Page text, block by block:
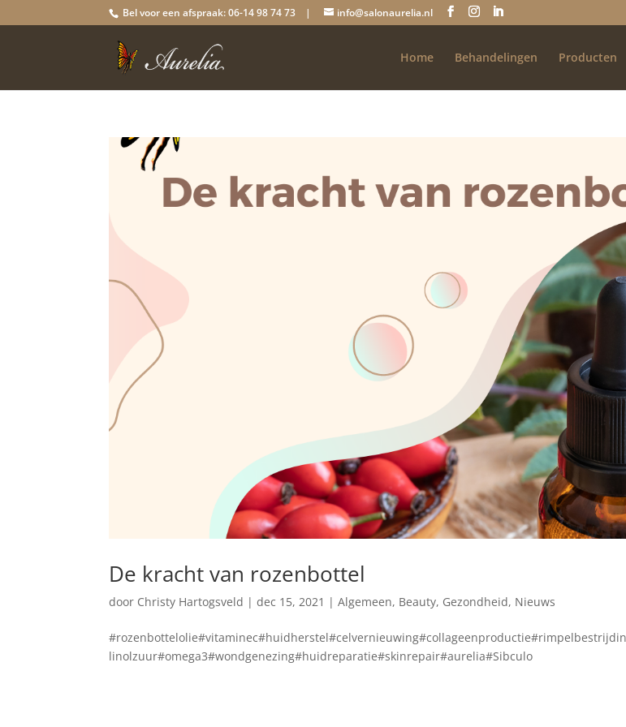
Bel voor een afspraak: 06-14 98 74 73 | info@salonaurelia.nl
Home Behandelingen Producten
De kracht van rozenbottel
door Christy Hartogsveld |dec 15, 2021 |Algemeen, Beauty, Gezondheid, Nieuws
linolzuur#omega3#wondgenezing#huidreparatie#skinrepair#aurelia#Sibculo